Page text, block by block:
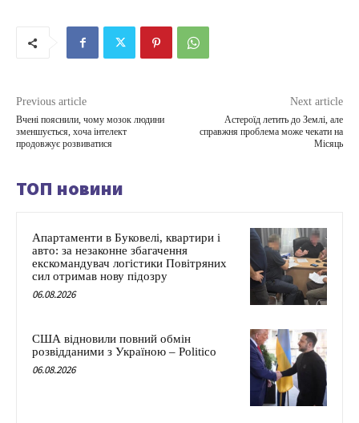
Previous article
Вчені пояснили, чому мозок людини
зменшується, хоча інтелект
продовжує розвиватися
Next article
Астероїд летить до Землі, але
справжня проблема може чекати на
Місяць
ТОП новини
Апартаменти в Буковелі, квартири і
авто: за незаконне збагачення
екскомандувач логістики Повітряних
сил отримав нову підозру
06.08.2026
США відновили повний обмін
розвідданими з Україною – Politico
06.08.2026